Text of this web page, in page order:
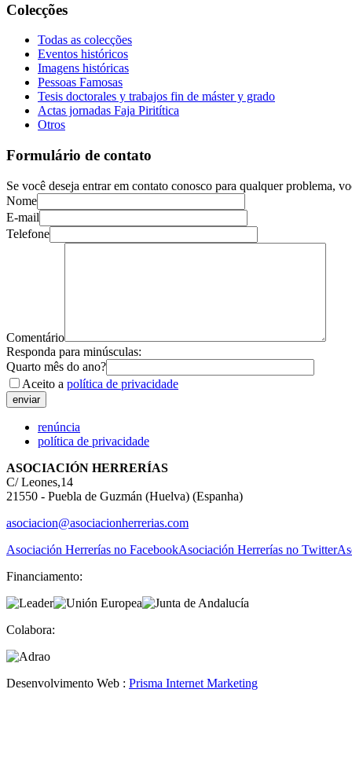
Colecções
Todas as colecções
Eventos históricos
Imagens históricas
Pessoas Famosas
Tesis doctorales y trabajos fin de máster y grado
Actas jornadas Faja Piritítica
Otros
Formulário de contato
Se você deseja entrar em contato conosco para qualquer problema,
Nome
E-mail
Telefone
Comentário
Responda para minúsculas:
Quarto mês do ano?
Aceito a política de privacidade
renúncia
política de privacidade
ASOCIACIÓN HERRERÍAS
C/ Leones,14
21550 - Puebla de Guzmán (Huelva) (Espanha)
asociacion@asociacionherrerias.com
Asociación Herrerías no FacebookAsociación Herrerías no Twitter
Financiamento:
Colabora:
Desenvolvimento Web : Prisma Internet Marketing